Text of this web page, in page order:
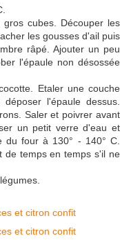
cubes. Découper les
les gousses d'ail puis
râpé. Ajouter un peu
l'épaule non désossée
Etaler une couche
l'épaule dessus.
Saler et poivrer avant
un petit verre d'eau et
du four à 130° - 140° C.
de temps en temps s'il ne